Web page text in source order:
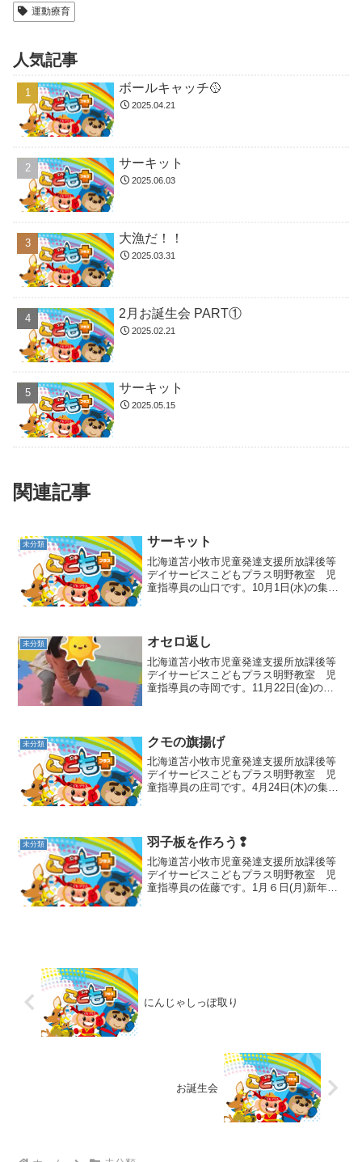
運動療育
人気記事
ボールキャッチ🥎
2025.04.21
サーキット
2025.06.03
大漁だ！！
2025.03.31
2月お誕生会 PART①
2025.02.21
サーキット
2025.05.15
関連記事
未分類 サーキット
北海道苫小牧市児童発達支援所放課後等
デイサービスこどもプラス明野教室 児
童指導員の山口です。10月1日(水)の集団
飛び石❗ジャンプし...
未分類 オセロ返し
北海道苫小牧市児童発達支援所放課後等
デイサービスこどもプラス明野教室 児
童指導員の寺岡です。11月22日(金)の集
で練習、慣れたら対...
未分類 クモの旗揚げ
北海道苫小牧市児童発達支援所放課後等
デイサービスこどもプラス明野教室 児
童指導員の庄司です。4月24日(木)の集団
らします！ お手本...
未分類 羽子板を作ろう❢
北海道苫小牧市児童発達支援所放課後等
デイサービスこどもプラス明野教室 児
童指導員の佐藤です。1月６日(月)新年明
にんじゃしっぽ取り
お誕生会